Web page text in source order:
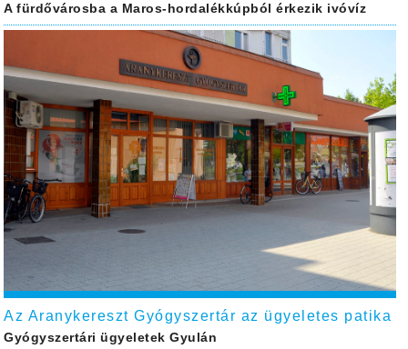
A fürdővárosba a Maros-hordalékkúpból érkezik ivóvíz
Az Aranykereszt Gyógyszertár az ügyeletes patika
Gyógyszertári ügyeletek Gyulán